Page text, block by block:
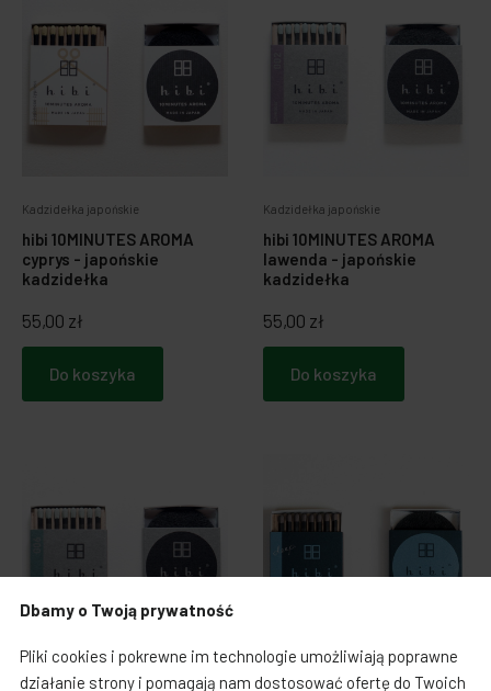
Kadzidełka japońskie
hibi 10MINUTES AROMA
cyprys - japońskie
kadzidełka
55,00 zł
Do koszyka
Kadzidełka japońskie
hibi 10MINUTES AROMA
lawenda - japońskie
kadzidełka
55,00 zł
Do koszyka
Dbamy o Twoją prywatność
Pliki cookies i pokrewne im technologie umożliwiają poprawne
działanie strony i pomagają nam dostosować ofertę do Twoich